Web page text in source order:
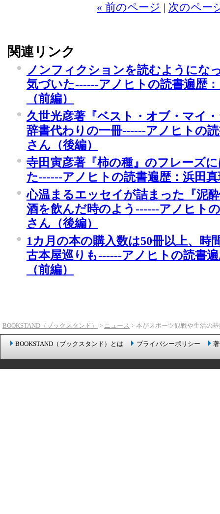
« 前のページ | 次のペー
関連リンク
ノンフィクションを読むようにな
気づいた------アノヒトの読書遍歴
（前編）
久世光彦著『ベスト・オブ・マイ
辞書代わりの一冊------アノヒトの
さん（後編）
寺田寅彦著『柿の種』のフレーズ
た------アノヒトの読書遍歴：浜田
心温まるエッセイが詰まった『泥
酒を飲んだ時のよう------アノヒト
さん（後編）
1カ月の本の購入数は50冊以上、時
古本屋巡りも------アノヒトの読書
（前編）
BOOKSTAND（ブックスタンド） > ニュース > 本がスポーツ観戦や生活の
BOOKSTAND（ブックスタンド）とは プライバシーポリシー